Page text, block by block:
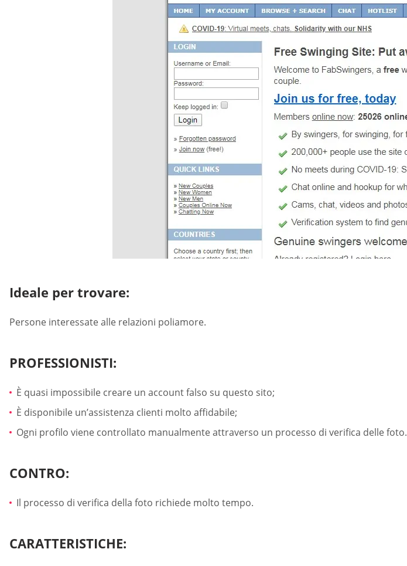
Ideale per trovare:
Persone interessate alle relazioni poliamore.
PROFESSIONISTI:
È quasi impossibile creare un account falso su questo sito;
È disponibile un’assistenza clienti molto affidabile;
Ogni profilo viene controllato manualmente attraverso un processo di verifica delle foto.
CONTRO:
Il processo di verifica della foto richiede molto tempo.
CARATTERISTICHE: